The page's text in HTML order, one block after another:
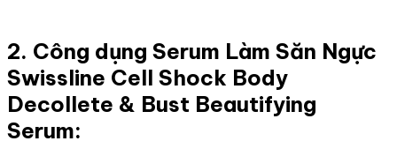
2. Công dụng Serum Làm Săn Ngực
Swissline Cell Shock Body
Decollete & Bust Beautifying
Serum: